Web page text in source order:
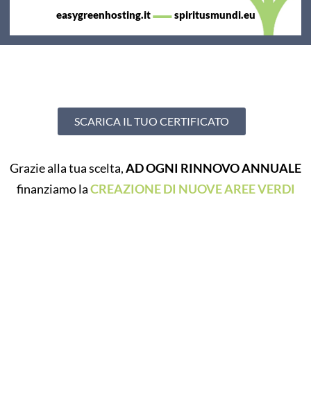
easygreenhosting.it—spiritusmundi.eu
SCARICA IL TUO CERTIFICATO
Grazie alla tua scelta,AD OGNI RINNOVO ANNUALE
finanziamo laCREAZIONE DI NUOVE AREE VERDI